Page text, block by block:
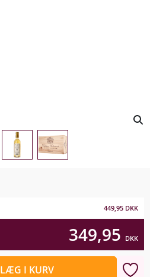
449,95 DKK
349,95 DKK
LÆG I KURV